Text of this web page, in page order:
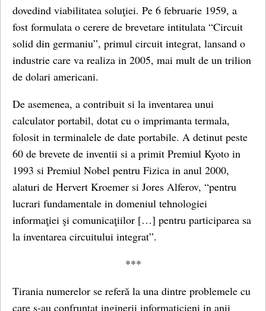
dovedind viabilitatea soluţiei. Pe 6 februarie 1959, a
fost formulata o cerere de brevetare intitulata “Circuit
solid din germaniu”, primul circuit integrat, lansand o
industrie care va realiza in 2005, mai mult de un trilion
de dolari americani.
De asemenea, a contribuit si la inventarea unui
calculator portabil, dotat cu o imprimanta termala,
folosit in terminalele de date portabile. A detinut peste
60 de brevete de inventii si a primit Premiul Kyoto in
1993 si Premiul Nobel pentru Fizica in anul 2000,
alaturi de Hervert Kroemer si Jores Alferov, “pentru
lucrari fundamentale in domeniul tehnologiei
informaţiei şi comunicaţiilor […] pentru participarea sa
la inventarea circuitului integrat”.
***
Tirania numerelor se referă la una dintre problemele cu
care s-au confruntat inginerii informaticieni in anii